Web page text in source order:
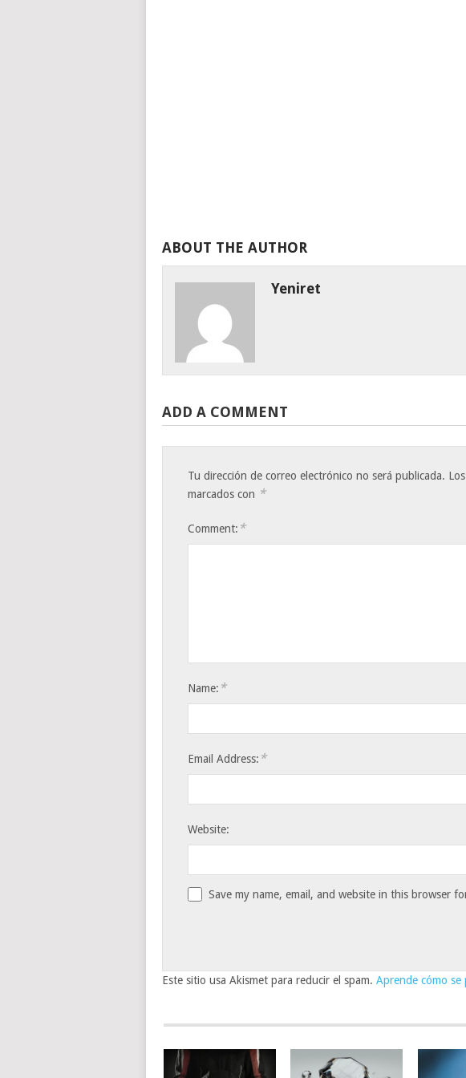
ABOUT THE AUTHOR
Yeniret
ADD A COMMENT
Tu dirección de correo electrónico no será publicada.
marcados con *
Comment: *
Name: *
Email Address: *
Website:
Save my name, email, and website in this browser
Este sitio usa Akismet para reducir el spam. Aprende cómo se